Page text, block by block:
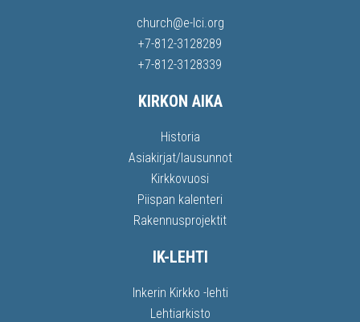
church@e-lci.org
+7-812-3128289
+7-812-3128339
KIRKON AIKA
Historia
Asiakirjat/lausunnot
Kirkkovuosi
Piispan kalenteri
Rakennusprojektit
IK-LEHTI
Inkerin Kirkko -lehti
Lehtiarkisto